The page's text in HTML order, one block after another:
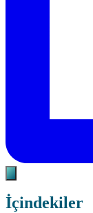
İçindekiler